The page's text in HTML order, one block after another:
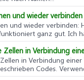
und wieder verbinden
und wieder verbinden:
ganz gut. Ich
Zellen in Verbindung
in Verbindung
Codes.